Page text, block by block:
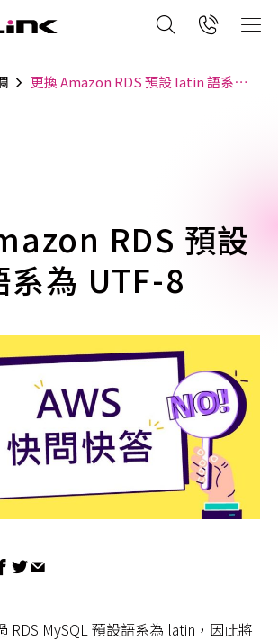
更換 Amazon RDS 預設 latin 語系為 UTF-8
RDS 預設
為 UTF-8
RDS MySQL 預設語系為 latin，因此將